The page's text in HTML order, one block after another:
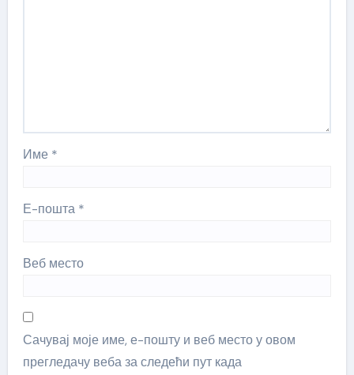
Име *
Е-пошта *
Веб место
Сачувај моје име, е-пошту и веб место у овом
прегледачу веба за следећи пут када